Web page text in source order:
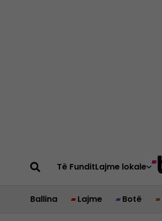
Të FunditLajme lokale
Ballina Lajme Botë